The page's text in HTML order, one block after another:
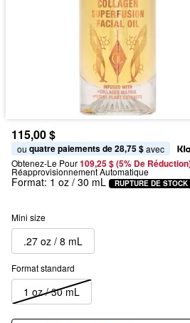
115,00 $
ou quatre paiements de 28,75 $ avec
Obtenez-Le Pour109,25 $ (5% De
Réapprovisionnement Automatique
Format: 1 oz / 30 mL RUPTURE DE STOCK
Mini size
.27 oz / 8 mL
Format standard
1 oz / 30 mL